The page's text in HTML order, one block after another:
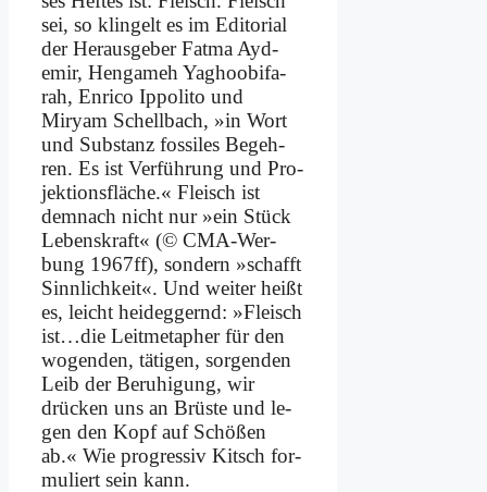
sei, so klin­gelt es im Edi­to­ri­al
der Her­aus­ge­ber Fat­ma Ay­d­
emir, Hen­g­ameh Yag­hoo­bi­fa­
rah, En­ri­co Ip­po­li­to und
Miryam Schell­bach, »in Wort
und Sub­stanz fos­si­les Be­geh­
ren. Es ist Ver­füh­rung und Pro­
jek­ti­ons­flä­che.« Fleisch ist
dem­nach nicht nur »ein Stück
Le­bens­kraft« (© CMA-Wer­
bung 1967ff), son­dern »schafft
Sinn­lich­keit«. Und wei­ter heißt
es, leicht heid­eg­gernd: »Fleisch
ist…die Leit­me­ta­pher für den
wo­gen­den, tä­ti­gen, sor­gen­den
Leib der Be­ru­hi­gung, wir
drücken uns an Brü­ste und le­
gen den Kopf auf Schö­ßen
ab.« Wie pro­gres­siv Kitsch for­
mu­liert sein kann.